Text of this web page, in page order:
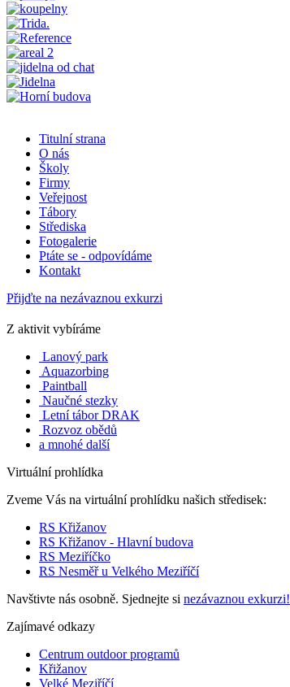
Titulní strana
O nás
Školy
Firmy
Veřejnost
Tábory
Střediska
Fotogalerie
Ptáte se - odpovídáme
Kontakt
Přijďte na nezávaznou exkurzi
Z aktivit vybíráme
Lanový park
Aquazorbing
Paintball
Naučné stezky
Letní tábor DRAK
Rozvoz obědů
a mnohé další
Virtuální prohlídka
Zveme Vás na virtuální prohlídku našich středisek:
RS Křižanov
RS Křižanov - Hlavní budova
RS Meziříčko
RS Nesměř u Velkého Meziříčí
Navštivte nás osobně. Sjednejte si nezávaznou exkurzi!
Zajímavé odkazy
Centrum outdoor programů
Křižanov
Velké Meziříčí